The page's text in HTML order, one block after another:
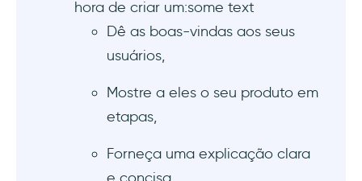
hora de criar um:some text
Dê as boas-vindas aos seus
usuários,
Mostre a eles o seu produto em
etapas,
Forneça uma explicação clara